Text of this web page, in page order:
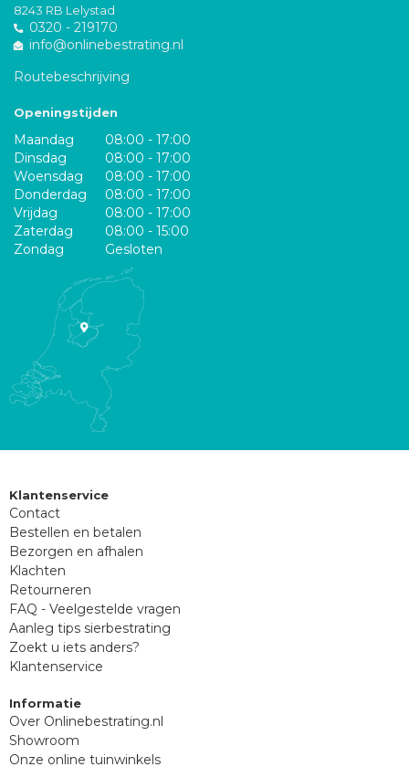
8243 RB Lelystad
0320 - 219170
info@onlinebestrating.nl
Routebeschrijving
Openingstijden
Maandag
08:00 - 17:00
Dinsdag
08:00 - 17:00
Woensdag
08:00 - 17:00
Donderdag
08:00 - 17:00
Vrijdag
08:00 - 17:00
Zaterdag
08:00 - 15:00
Zondag
Gesloten
Klantenservice
Contact
Bestellen en betalen
Bezorgen en afhalen
Klachten
Retourneren
FAQ - Veelgestelde vragen
Aanleg tips sierbestrating
Zoekt u iets anders?
Klantenservice
Informatie
Over Onlinebestrating.nl
Showroom
Onze online tuinwinkels